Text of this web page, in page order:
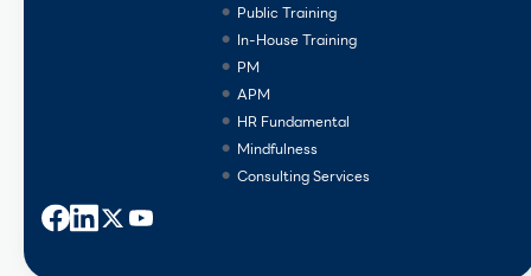
Public Training
In-House Training
PM
APM
HR Fundamental
Mindfulness
Consulting Services